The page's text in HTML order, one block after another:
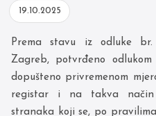
19.10.2025
Prema stavu iz odluke br.
Zagreb, potvrđeno
dopušteno privremenom
registar i na takva
stranaka koji se, po